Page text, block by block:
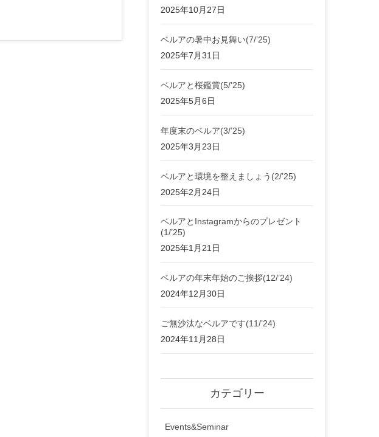
2025年10月27日
ベルアの暑中お見舞い(7/’25)
2025年7月31日
ベルアと桜鑑賞(5/’25)
2025年5月6日
年度末のベルア(3/’25)
2025年3月23日
ベルアと環境を整えましょう(2/’25)
2025年2月24日
ベルアとInstagramからのプレゼント
(1/’25)
2025年1月21日
ベルアの年末年始のご挨拶(12/’24)
2024年12月30日
ご無沙汰なベルアです(11/’24)
2024年11月28日
カテゴリー
Events&Seminar